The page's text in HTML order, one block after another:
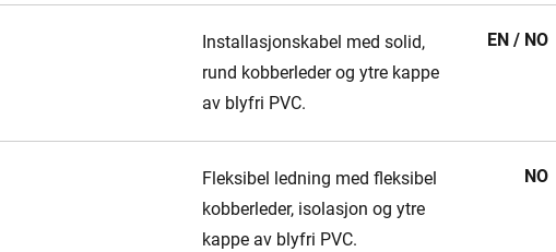
Installasjonskabel med solid,
rund kobberleder og ytre kappe
av blyfri PVC.
EN / NO
Fleksibel ledning med fleksibel
kobberleder, isolasjon og ytre
kappe av blyfri PVC.
NO